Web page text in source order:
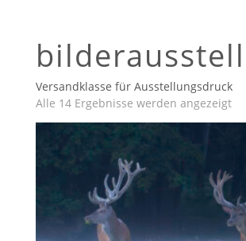
Versandklasse für Ausstellungsdruck
Alle 14 Ergebnisse werden angezeigt